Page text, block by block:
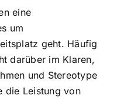
eine
um
geht. Häufig
darüber im Klaren,
und Stereotype
die Leistung von